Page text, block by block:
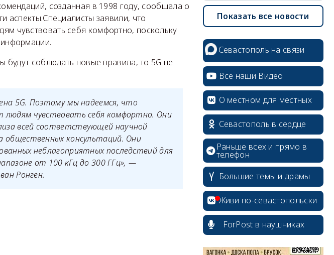
созданная в 1998 году, сообщала о
аспекты.Специалисты заявили, что
чувствовать себя комфортно, поскольку
будут соблюдать новые правила, то 5G не
5G. Поэтому мы надеемся, что
людям чувствовать себя комфортно. Они
всей соответствующей научной
общественных консультаций. Они
неблагоприятных последствий для
от 100 кГц до 300 ГГц», —
Ронген.
Показать все новости
Севастополь на связи
Все наши Видео
О местном для местных
Севастополь в сердце
Раньше всех и прямо в
телефон
Большие темы и драмы
Живи по-севастопольски
ForPost в наушниках
erid: 2SDnjcrDNw6